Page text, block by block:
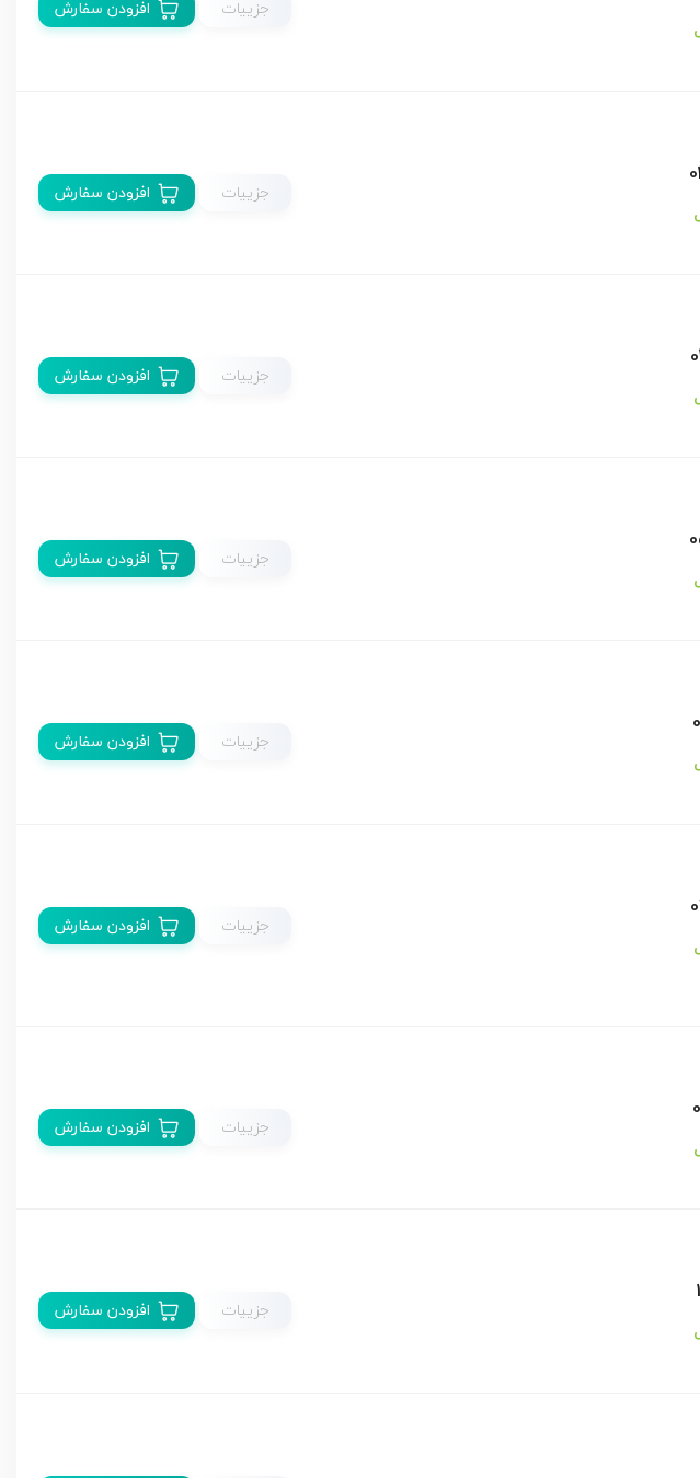
جزییات افزودن سفارش
جزییات افزودن سفارش
جزییات افزودن سفارش
جزییات افزودن سفارش
جزییات افزودن سفارش
جزییات افزودن سفارش
جزییات افزودن سفارش
جزییات افزودن سفارش